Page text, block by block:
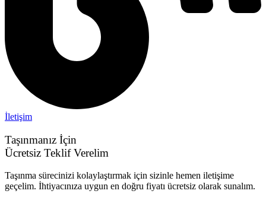
İletişim
Taşınmanız İçin
Ücretsiz Teklif Verelim
Taşınma sürecinizi kolaylaştırmak için sizinle hemen iletişime
geçelim. İhtiyacınıza uygun en doğru fiyatı ücretsiz olarak sunalım.